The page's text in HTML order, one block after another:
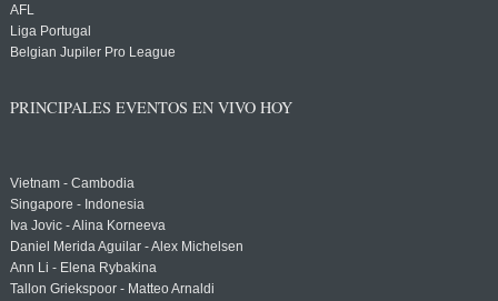
AFL
Liga Portugal
Belgian Jupiler Pro League
PRINCIPALES EVENTOS EN VIVO HOY
Vietnam - Cambodia
Singapore - Indonesia
Iva Jovic - Alina Korneeva
Daniel Merida Aguilar - Alex Michelsen
Ann Li - Elena Rybakina
Tallon Griekspoor - Matteo Arnaldi